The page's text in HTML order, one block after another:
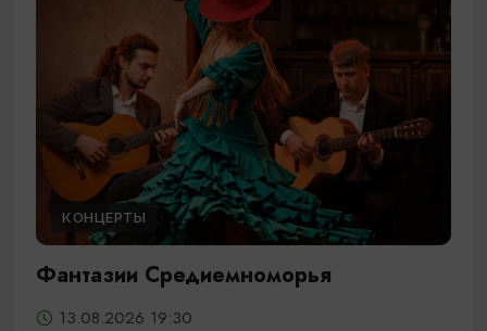
КОНЦЕРТЫ
Фантазии Средиемноморья
13.08.2026 19:30